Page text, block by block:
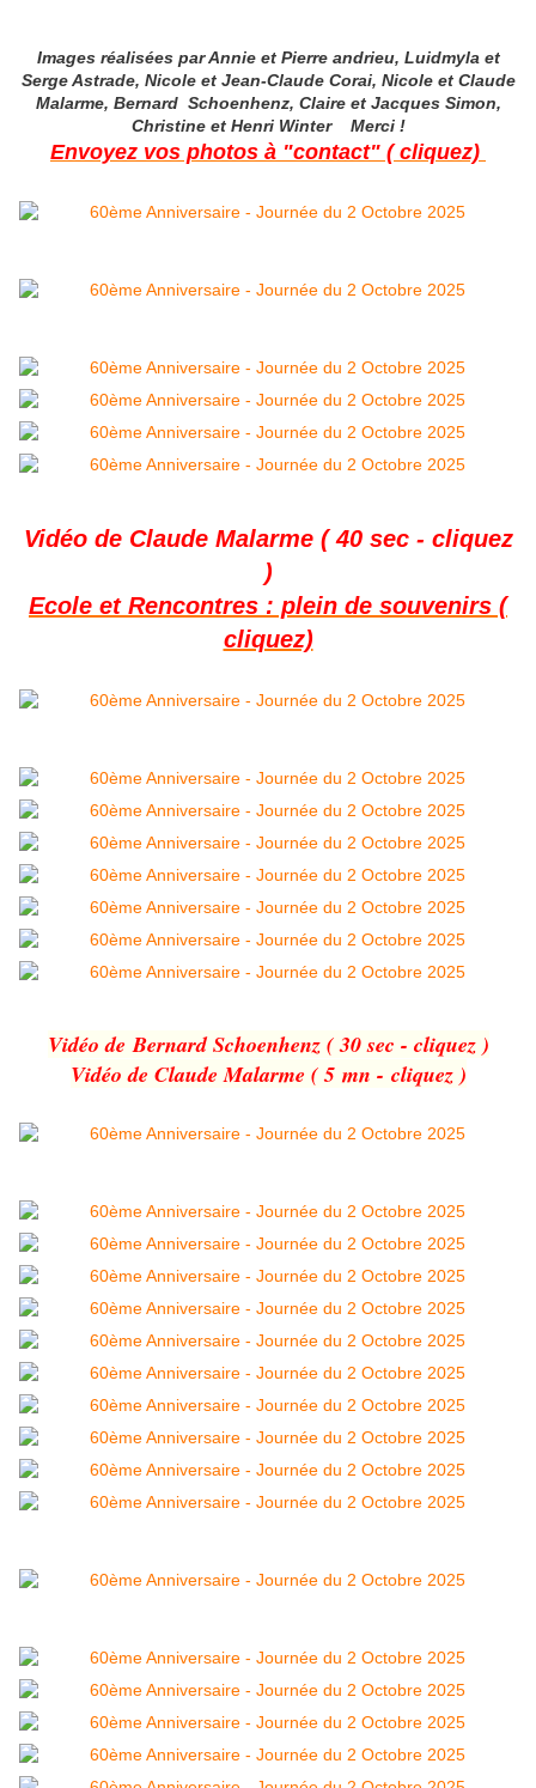
Images réalisées par Annie et Pierre andrieu, Luidmyla et
Serge Astrade, Nicole et Jean-Claude Corai, Nicole et Claude
Malarme, Bernard Schoenhenz, Claire et Jacques Simon,
Christine et Henri Winter Merci !
Envoyez vos photos à "contact" ( cliquez)
Vidéo de Claude Malarme ( 40 sec - cliquez
)
Ecole et Rencontres : plein de souvenirs (
cliquez)
Vidéo de Bernard Schoenhenz ( 30 sec - cliquez )
Vidéo de Claude Malarme ( 5 mn - cliquez )